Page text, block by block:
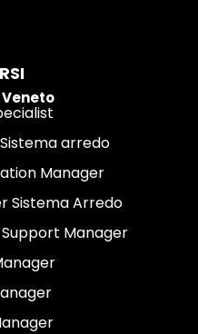
arredo
Manager
Sistema Arredo
Manager